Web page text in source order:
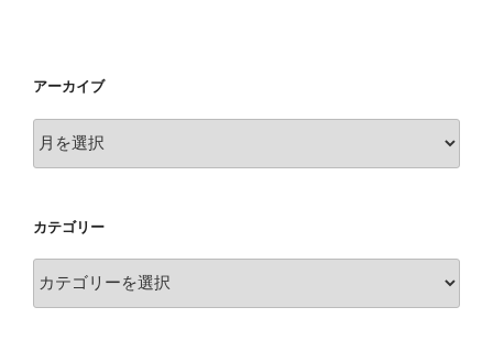
アーカイブ
ー
ブ
カテゴリー
テ